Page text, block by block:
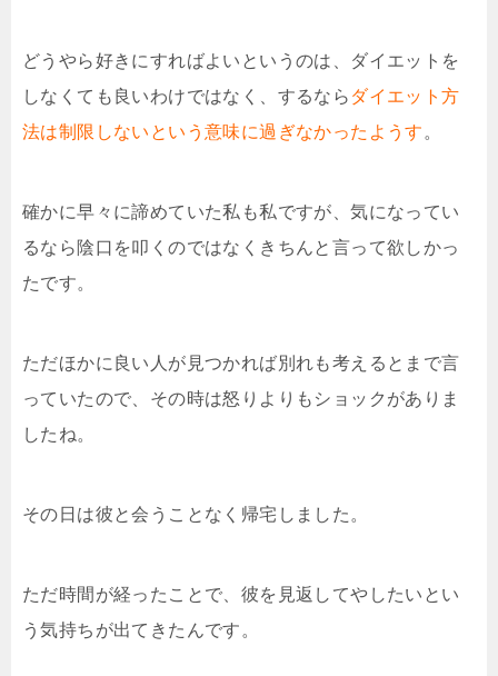
どうやら好きにすればよいというのは、ダイエットを
しなくても良いわけではなく、するなら ダイエット方
法は制限しないという意味に過ぎなかったようす 。
確かに早々に諦めていた私も私ですが、気になってい
るなら陰口を叩くのではなくきちんと言って欲しかっ
たです。
ただほかに良い人が見つかれば別れも考えるとまで言
っていたので、その時は怒りよりもショックがありま
したね。
その日は彼と会うことなく帰宅しました。
ただ時間が経ったことで、彼を見返してやしたいとい
う気持ちが出てきたんです。